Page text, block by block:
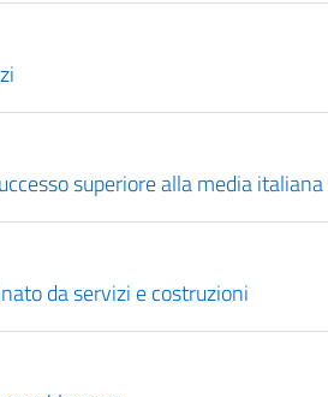
superiore alla media italiana
da servizi e costruzioni